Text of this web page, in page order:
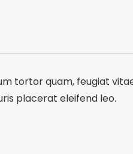
tortor quam, feugiat
placerat eleifend leo.